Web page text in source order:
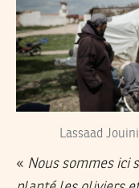
Lassaad
« Nous sommes ici